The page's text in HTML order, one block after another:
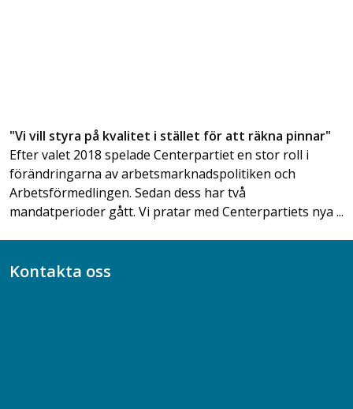
"Vi vill styra på kvalitet i stället för att räkna pinnar"
Efter valet 2018 spelade Centerpartiet en stor roll i
förändringarna av arbetsmarknadspolitiken och
Arbetsförmedlingen. Sedan dess har två
mandatperioder gått. Vi pratar med Centerpartiets nya ...
Kontakta oss